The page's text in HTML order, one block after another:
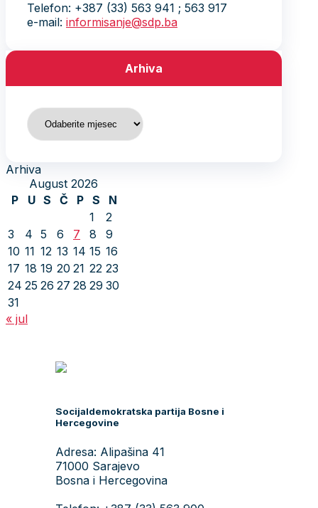
Telefon: +387 (33) 563 941 ; 563 917
e-mail: informisanje@sdp.ba
Arhiva
Arhiva
Arhiva
August 2026
P
U S Č P S
N
1
2
3
4 5 6 7 8
9
10 11 12 13 14 15 16
17 18 19 20 21 22 23
24 25 26 27 28 29 30
31
« jul
Socijaldemokratska partija Bosne i
Hercegovine
Adresa: Alipašina 41
71000 Sarajevo
Bosna i Hercegovina